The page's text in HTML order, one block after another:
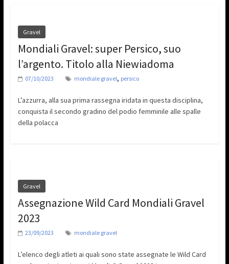
Gravel
Mondiali Gravel: super Persico, suo
l’argento. Titolo alla Niewiadoma
07/10/2023 mondiale gravel, persico
L’azzurra, alla sua prima rassegna iridata in questa disciplina,
conquista il secondo gradino del podio femminile alle spalle
della polacca
Gravel
Assegnazione Wild Card Mondiali Gravel
2023
23/09/2023 mondiale gravel
L’elenco degli atleti ai quali sono state assegnate le Wild Card